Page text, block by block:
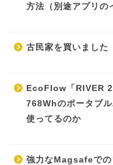
方法（別途アプリの
古民家を買いました
EcoFlow「RIVER 2
768Whのポータブ
使ってるのか
強力なMagsafeでの